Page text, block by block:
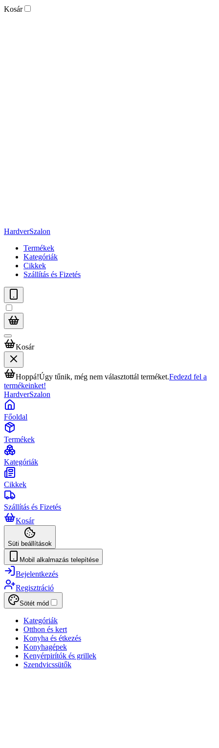
Kosár
HardverSzalon
Termékek
Kategóriák
Cikkek
Szállítás és Fizetés
Kosár
Hoppá!Úgy tűnik, még nem választottál terméket.Fedezd fel a
termékeinket!
HardverSzalon
Főoldal
Termékek
Kategóriák
Cikkek
Szállítás és Fizetés
Kosár
Süti beállítások
Mobil alkalmazás telepítése
Bejelentkezés
Regisztráció
Sötét mód
Kategóriák
Otthon és kert
Konyha és étkezés
Konyhagépek
Kenyérpirítók és grillek
Szendvicssütők